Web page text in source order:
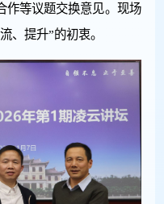
作等议题交换意见。现场
、提升”的初衷。